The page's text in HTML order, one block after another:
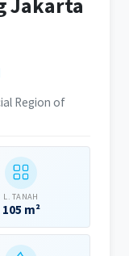
Jakarta
Region of
L. TANAH
105 m²